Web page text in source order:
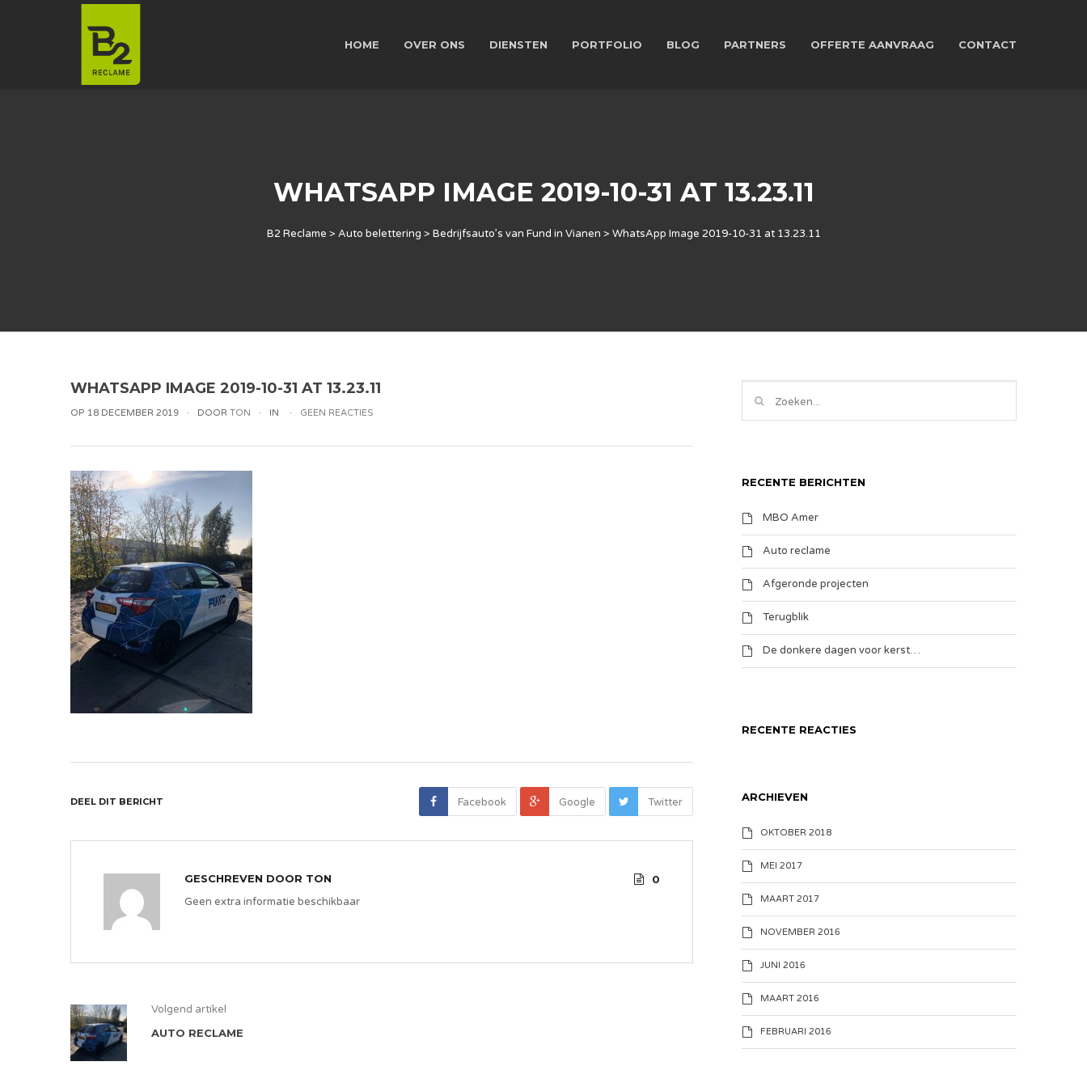
HOME OVER ONS DIENSTEN PORTFOLIO BLOG PARTNERS OFFERTE AANVRAAG CONTACT
WHATSAPP IMAGE 2019-10-31 AT 13.23.11
B2 Reclame > Auto belettering > Bedrijfsauto’s van Fund in Vianen > WhatsApp Image 2019-10-31 at 13.23.11
WHATSAPP IMAGE 2019-10-31 AT 13.23.11
OP 18 DECEMBER 2019 DOOR TON IN GEEN REACTIES
DEEL DIT BERICHT Twitter
Google
Facebook
GESCHREVEN DOOR TON
0
Geen extra informatie beschikbaar
Volgend artikel
AUTO RECLAME
RECENTE BERICHTEN
MBO Amer
Auto reclame
Afgeronde projecten
Terugblik
De donkere dagen voor kerst…
RECENTE REACTIES
ARCHIEVEN
OKTOBER 2018
MEI 2017
MAART 2017
NOVEMBER 2016
JUNI 2016
MAART 2016
FEBRUARI 2016